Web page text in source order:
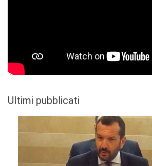
Ultimi pubblicati